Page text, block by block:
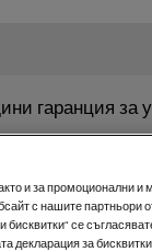
гаранция за
и за промоционални и
с нашите партньори
се
декларация за бисквитки.